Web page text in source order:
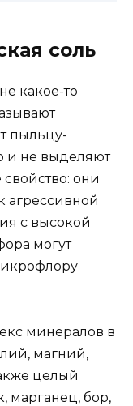
соль
какое-то
пыльцу-
и не выделяют
они
агрессивной
с высокой
могут
минералов в
магний,
целый
марганец, бор,